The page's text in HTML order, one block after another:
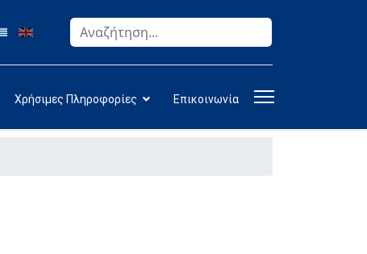
Αναζήτηση
Χρήσιμες Πληροφορίες Επικοινωνία